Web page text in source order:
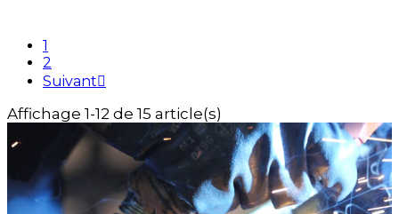
1
2
Suivant
Affichage 1-12 de 15 article(s)